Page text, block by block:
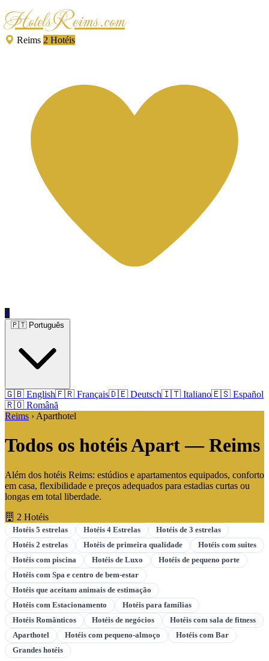
HotelsReims.com
Reims 2 Hotéis
0
🇬🇧 English🇫🇷 Français🇩🇪 Deutsch🇮🇹 Italiano🇪🇸 Español
🇷🇴 Română
Reims › Aparthotel
Todos os hotéis Apart — Reims
Além dos hotéis Reims: estúdios e apartamentos equipados, conforto
em casa, flexibilidade e preços adequados para estadias curtas ou
longas em total liberdade.
2 Hotéis
Hotéis 5 estrelas Hotéis 4 Estrelas
Hotéis de 3 estrelas
Hotéis 2 estrelas
Hotéis de primeira qualidade
Hotéis com suites
Hotéis com piscina
Hotéis de Luxo
Hotéis de pequeno porte
Hotéis com Spa e centro de bem-estar
Hotéis que aceitam animais de estimação
Hotéis com Estacionamento
Hotéis para famílias
Hotéis Românticos
Hotéis de negócios
Hotéis com sala de fitness
Aparthotel
Hotéis com pequeno-almoço
Hotéis com Bar
Grandes hotéis